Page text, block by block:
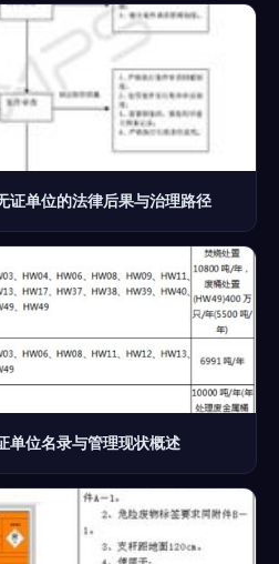
证单位的法律后果与治理路径
单位名录与管理现状概述